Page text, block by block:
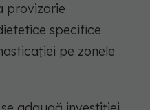
provizorie
specifice
pe zonele